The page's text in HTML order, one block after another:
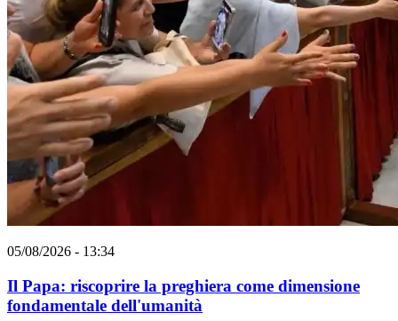
05/08/2026 - 13:34
Il Papa: riscoprire la preghiera come dimensione
fondamentale dell'umanità